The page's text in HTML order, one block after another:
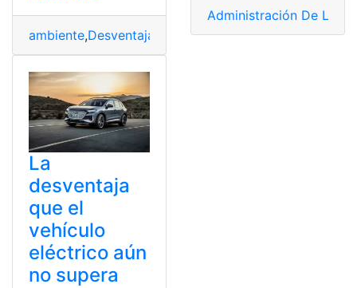
ambiente,Desventajas Estudiar,pronóstico,Tiempo
Administración De La
La
desventaja
que el
vehículo
eléctrico aún
no supera